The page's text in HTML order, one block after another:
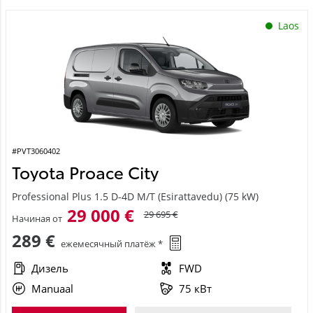
Laos
#PVT3060402
Toyota Proace City
Professional Plus 1.5 D-4D M/T (Esirattavedu) (75 kW)
Начиная от 29 000 € 29 695 €
289 € ежемесячный платёж *
Дизель
FWD
Manuaal
75 кВт